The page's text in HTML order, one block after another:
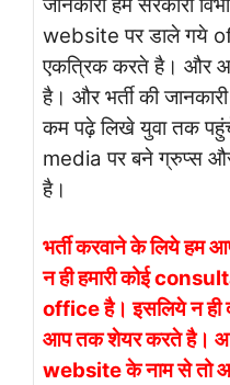
website पर डाले गये
एकत्रिक करते है। और
है। और भर्ती की जानकारी
कम पढ़े लिखे युवा तक
media पर बने ग्रुप्स
है।
भर्ती करवाने के लिये हम
न ही हमारी कोई
office है। इसलिये न ही
आप तक शेयर करते है।
website के नाम से तो